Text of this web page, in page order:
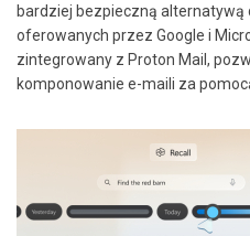
bardziej bezpieczną alternatywą
oferowanych przez Google i
zintegrowany z Proton Mail,
komponowanie e-maili za